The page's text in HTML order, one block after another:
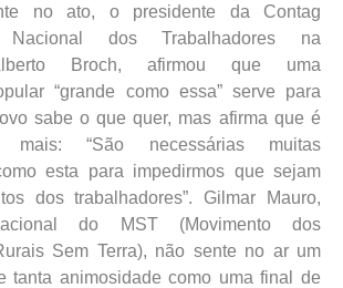
no ato, o presidente da Contag
Nacional dos Trabalhadores na
Broch, afirmou que uma
“grande como essa” serve para
sabe o que quer, mas afirma que é
mais: “São necessárias muitas
esta para impedirmos que sejam
dos trabalhadores”. Gilmar Mauro,
do MST (Movimento dos
Sem Terra), não sente no ar um
tanta animosidade como uma final de